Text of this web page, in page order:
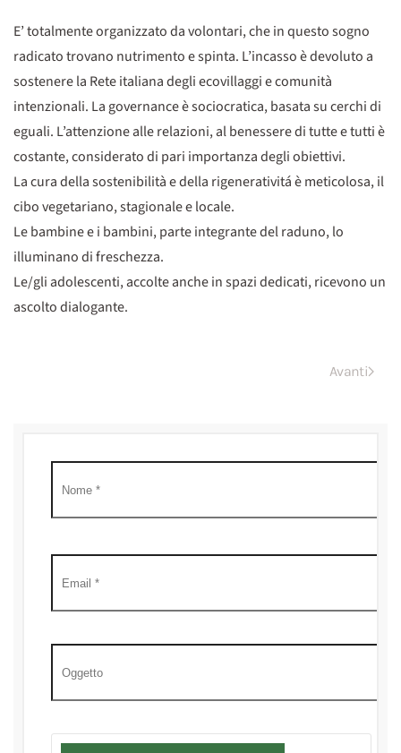
E’ totalmente organizzato da volontari, che in questo sogno
radicato trovano nutrimento e spinta. L’incasso è devoluto a
sostenere la Rete italiana degli ecovillaggi e comunità
intenzionali. La governance è sociocratica, basata su cerchi di
eguali. L’attenzione alle relazioni, al benessere di tutte e tutti è
costante, considerato di pari importanza degli obiettivi.
La cura della sostenibilità e della rigenerativitá è meticolosa, il
cibo vegetariano, stagionale e locale.
Le bambine e i bambini, parte integrante del raduno, lo
illuminano di freschezza.
Le/gli adolescenti, accolte anche in spazi dedicati, ricevono un
ascolto dialogante.
Avanti